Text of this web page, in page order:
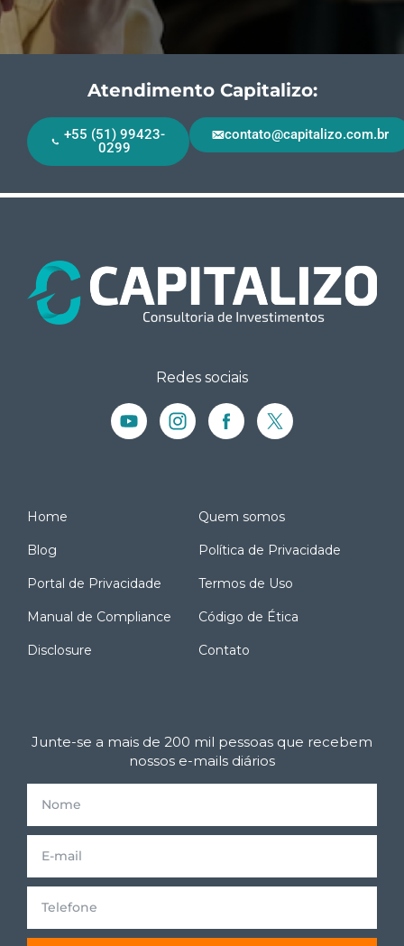
Atendimento Capitalizo:
+55 (51) 99423-
0299
contato@capitalizo.com.br
Redes sociais
Home Quem somos
Blog Política de Privacidade
Portal de Privacidade Termos de Uso
Manual de Compliance Código de Ética
Disclosure Contato
Junte-se a mais de 200 mil pessoas que recebem
nossos e-mails diários